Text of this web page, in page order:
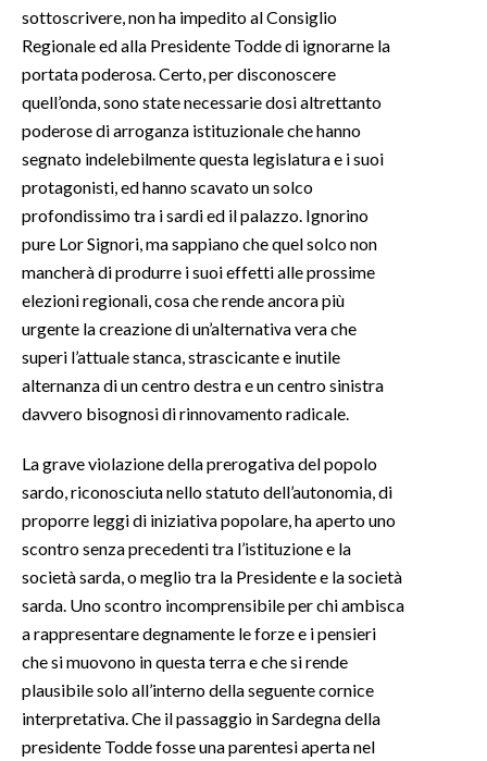
sottoscrivere, non ha impedito al Consiglio
Regionale ed alla Presidente Todde di ignorarne la
portata poderosa. Certo, per disconoscere
quell’onda, sono state necessarie dosi altrettanto
poderose di arroganza istituzionale che hanno
segnato indelebilmente questa legislatura e i suoi
protagonisti, ed hanno scavato un solco
profondissimo tra i sardi ed il palazzo. Ignorino
pure Lor Signori, ma sappiano che quel solco non
mancherà di produrre i suoi effetti alle prossime
elezioni regionali, cosa che rende ancora più
urgente la creazione di un’alternativa vera che
superi l’attuale stanca, strascicante e inutile
alternanza di un centro destra e un centro sinistra
davvero bisognosi di rinnovamento radicale.
La grave violazione della prerogativa del popolo
sardo, riconosciuta nello statuto dell’autonomia, di
proporre leggi di iniziativa popolare, ha aperto uno
scontro senza precedenti tra l’istituzione e la
società sarda, o meglio tra la Presidente e la società
sarda. Uno scontro incomprensibile per chi ambisca
a rappresentare degnamente le forze e i pensieri
che si muovono in questa terra e che si rende
plausibile solo all’interno della seguente cornice
interpretativa. Che il passaggio in Sardegna della
presidente Todde fosse una parentesi aperta nel